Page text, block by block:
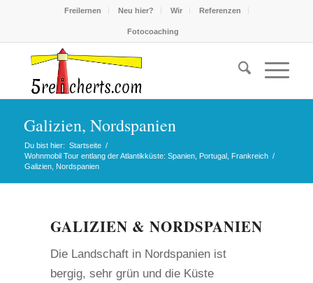
Freilernen Neu hier? Wir Referenzen
Fotocoaching
Galizien, Nordspanien
Du bist hier: Startseite /
Wohnmobil Tour entlang der Atlantikküste: Spanien, Portugal, Frankreich /
Galizien, Nordspanien
GALIZIEN & NORDSPANIEN
Die Landschaft in Nordspanien ist
bergig, sehr grün und die Küste